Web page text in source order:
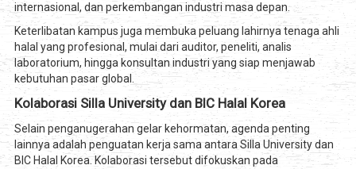
internasional, dan perkembangan industri masa depan.
Keterlibatan kampus juga membuka peluang lahirnya tenaga ahli
halal yang profesional, mulai dari auditor, peneliti, analis
laboratorium, hingga konsultan industri yang siap menjawab
kebutuhan pasar global.
Kolaborasi Silla University dan BIC Halal Korea
Selain penganugerahan gelar kehormatan, agenda penting
lainnya adalah penguatan kerja sama antara Silla University dan
BIC Halal Korea. Kolaborasi tersebut difokuskan pada